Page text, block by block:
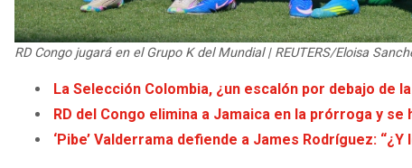
RD Congo jugará en el Grupo K del Mundial | REUTERS/Eloisa
La Selección Colombia, ¿un escalón por debajo de
RD del Congo elimina a Jamaica en la prórroga y
‘Pibe’ Valderrama defiende a James Rodríguez: